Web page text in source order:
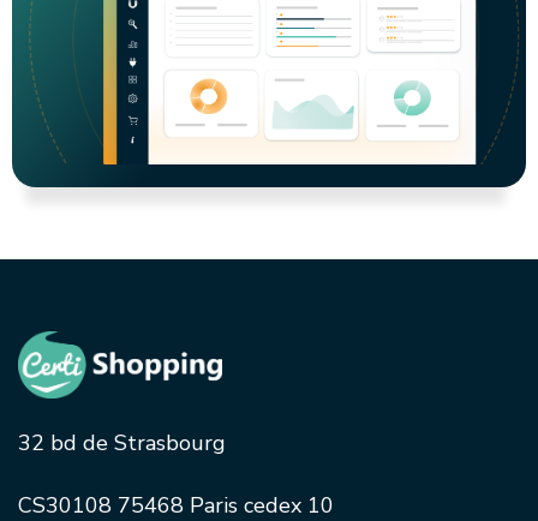
32 bd de Strasbourg
CS30108 75468 Paris cedex 10